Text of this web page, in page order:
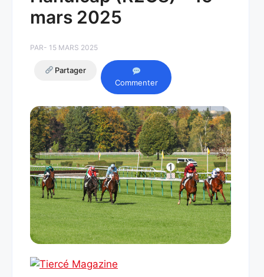
mars 2025
PAR- 15 MARS 2025
Partager
Commenter